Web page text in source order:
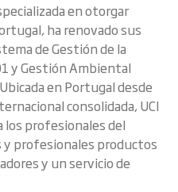
en otorgar
ha renovado sus
de Gestión de la
y Gestión Ambiental
en Portugal desde
consolidada, UCI
los profesionales del
profesionales productos
y un servicio de